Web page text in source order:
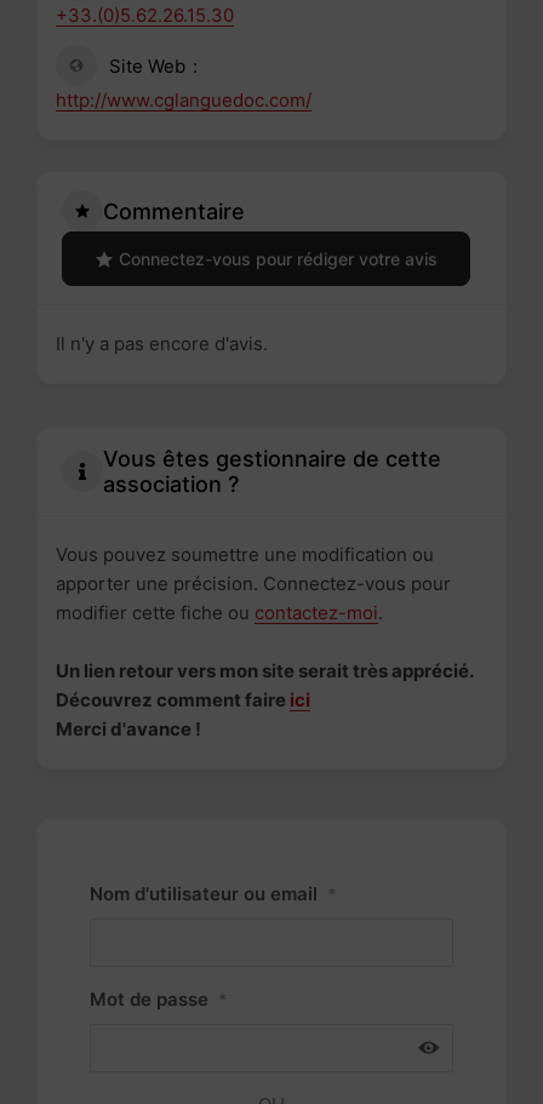
+33.(0)5.62.26.15.30
Site Web
http://www.cglanguedoc.com/
Commentaire
Connectez-vous pour rédiger votre avis
Il n'y a pas encore d'avis.
Vous êtes gestionnaire de cette
association ?
Vous pouvez soumettre une modification ou
apporter une précision. Connectez-vous pour
modifier cette fiche ou contactez-moi.
Un lien retour vers mon site serait très apprécié.
Découvrez comment faire ici
Merci d'avance !
Nom d'utilisateur ou email *
Mot de passe *